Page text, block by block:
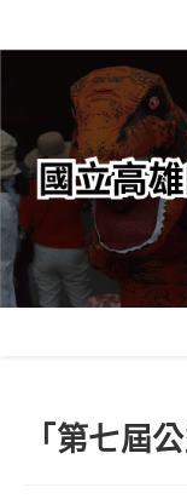
轉
要
內
容
「第七屆